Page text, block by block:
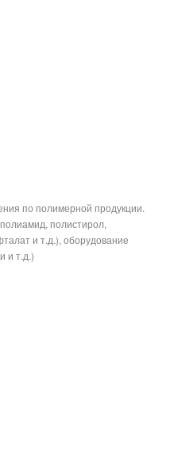
по полимерной продукции.
полистирол,
и т.д.), оборудование
и т.д.)